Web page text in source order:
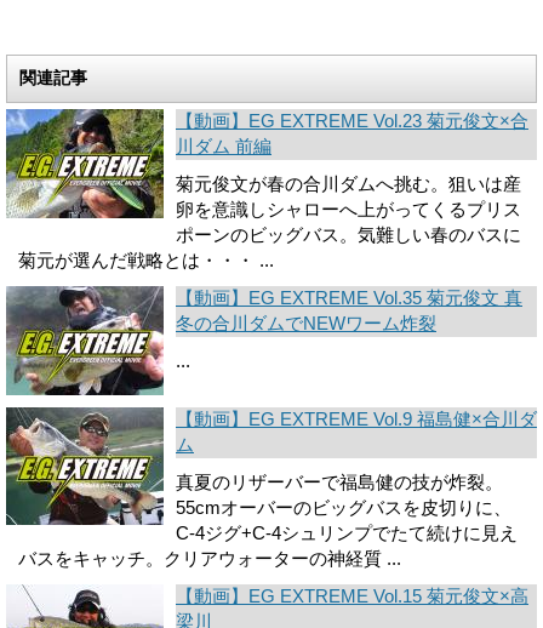
関連記事
【動画】EG EXTREME Vol.23 菊元俊文×合
川ダム 前編
菊元俊文が春の合川ダムへ挑む。狙いは産
卵を意識しシャローへ上がってくるプリス
ポー­ンのビッグバス。気難しい春のバスに
菊元が選んだ戦略とは・・・ ...
【動画】EG EXTREME Vol.35 菊元俊文 真
冬の合川ダムでNEWワーム炸裂
...
【動画】EG EXTREME Vol.9 福島健×合川ダ
ム
真夏のリザーバーで福島健の技が炸裂。
55cmオーバーのビッグバスを皮切りに、
C-4ジグ+C-4シュリンプでたて続けに見え
バスをキャッチ。クリアウォーターの神経質 ...
【動画】EG EXTREME Vol.15 菊元俊文×高
梁川